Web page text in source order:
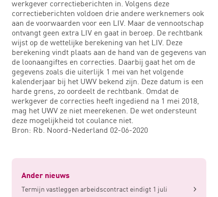
werkgever correctieberichten in. Volgens deze
correctieberichten voldoen drie andere werknemers ook
aan de voorwaarden voor een LIV. Maar de vennootschap
ontvangt geen extra LIV en gaat in beroep. De rechtbank
wijst op de wettelijke berekening van het LIV. Deze
berekening vindt plaats aan de hand van de gegevens van
de loonaangiftes en correcties. Daarbij gaat het om de
gegevens zoals die uiterlijk 1 mei van het volgende
kalenderjaar bij het UWV bekend zijn. Deze datum is een
harde grens, zo oordeelt de rechtbank. Omdat de
werkgever de correcties heeft ingediend na 1 mei 2018,
mag het UWV ze niet meerekenen. De wet ondersteunt
deze mogelijkheid tot coulance niet.
Bron: Rb. Noord-Nederland 02-06-2020
Ander nieuws
Termijn vastleggen arbeidscontract eindigt 1 juli